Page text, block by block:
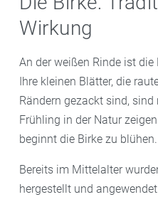
Wirkung
An der weißen Rinde ist
Ihre kleinen Blätter, die
Rändern gezackt sind,
Frühling in der Natur
beginnt die Birke zu blühen.
Bereits im Mittelalter
hergestellt und